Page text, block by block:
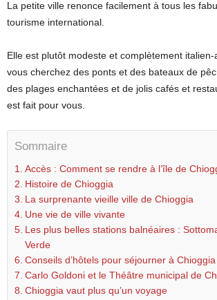
La petite ville renonce facilement à tous les
tourisme international.
Elle est plutôt modeste et complètement
vous cherchez des ponts et des bateaux de
des plages enchantées et de jolis cafés et
est fait pour vous.
Sommaire
Accès : Comment se rendre à l’île de
Histoire de Chioggia
La surprenante vieille ville de Chioggia
Une vie de ville vivante
Les plus belles stations balnéaires :
Verde
Conseils d’hôtels pour séjourner à Chioggia
Carlo Goldoni et le Théâtre municipal de
Chioggia vaut plus qu’un voyage